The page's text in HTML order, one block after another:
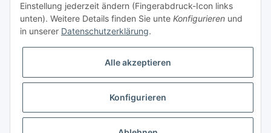
Shop.4teachers.de
Maximinstraße 1
56072 Koblenz
Tel.: 0261 / 50089561
Vertrag widerrufen
Einstellung jederzeit ändern (Fingerabdruck-Icon links
unten). Weitere Details finden Sie unte Konfigurieren und
in unserer Datenschutzerklärung.
Alle akzeptieren
Konfigurieren